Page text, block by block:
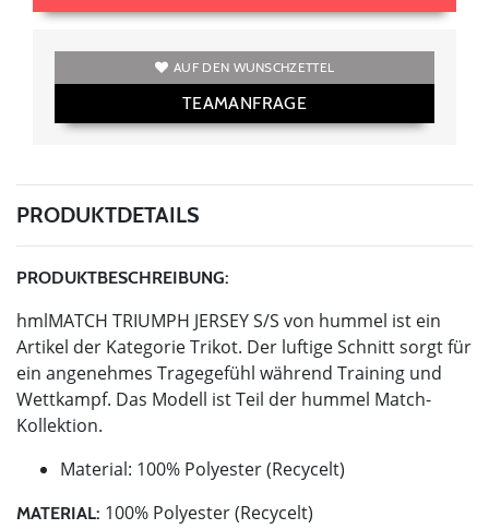
AUF DEN WUNSCHZETTEL
TEAMANFRAGE
PRODUKTDETAILS
PRODUKTBESCHREIBUNG:
hmlMATCH TRIUMPH JERSEY S/S von hummel ist ein
Artikel der Kategorie Trikot. Der luftige Schnitt sorgt für
ein angenehmes Tragegefühl während Training und
Wettkampf. Das Modell ist Teil der hummel Match-
Kollektion.
Material: 100% Polyester (Recycelt)
MATERIAL: 100% Polyester (Recycelt)